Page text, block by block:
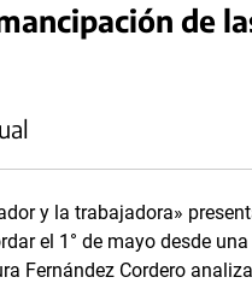
de
y la trabajadora»
el 1° de mayo desde
Fernández Cordero